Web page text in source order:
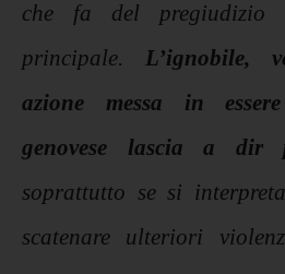
che fa del pregiudizio
principale. L’ignobile,
azione messa in
genovese lascia a dir
soprattutto se si
scatenare ulteriori